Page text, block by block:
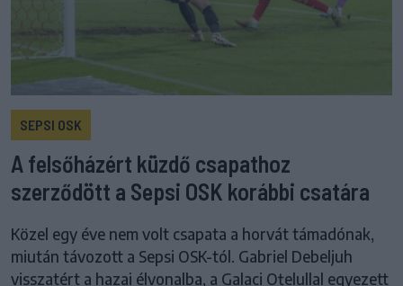
SEPSI OSK
A felsőházért küzdő csapathoz
szerződött a Sepsi OSK korábbi csatára
Közel egy éve nem volt csapata a horvát támadónak,
miután távozott a Sepsi OSK-tól. Gabriel Debeljuh
visszatért a hazai élvonalba, a Galaci Oțelullal egyezett